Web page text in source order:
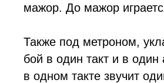
мажор. До мажор
Также под метроном,
бой в один такт и в один
в одном такте звучит